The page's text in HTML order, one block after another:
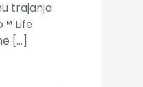
trajanja
Life
[…]